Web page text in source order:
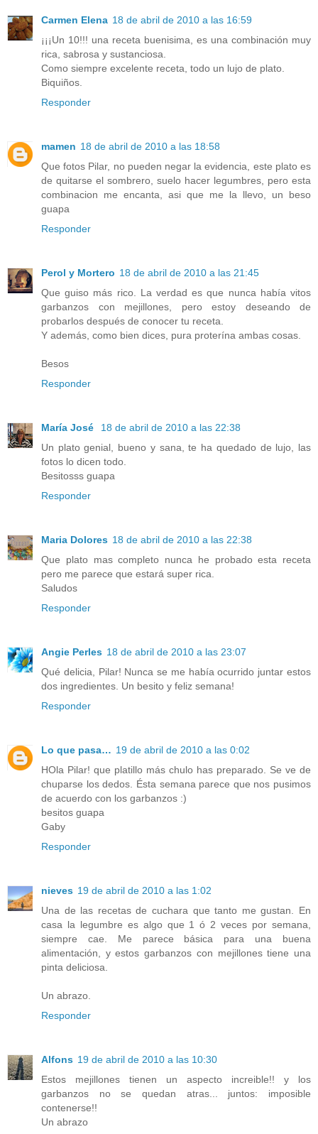
Carmen Elena 18 de abril de 2010 a las 16:59
¡¡¡Un 10!!! una receta buenisima, es una combinación muy
rica, sabrosa y sustanciosa.
Como siempre excelente receta, todo un lujo de plato.
Biquiños.
Responder
mamen 18 de abril de 2010 a las 18:58
Que fotos Pilar, no pueden negar la evidencia, este plato es
de quitarse el sombrero, suelo hacer legumbres, pero esta
combinacion me encanta, asi que me la llevo, un beso
guapa
Responder
Perol y Mortero 18 de abril de 2010 a las 21:45
Que guiso más rico. La verdad es que nunca había vitos
garbanzos con mejillones, pero estoy deseando de
probarlos después de conocer tu receta.
Y además, como bien dices, pura proterína ambas cosas.
Besos
Responder
María José
18 de abril de 2010 a las 22:38
Un plato genial, bueno y sana, te ha quedado de lujo, las
fotos lo dicen todo.
Besitosss guapa
Responder
Maria Dolores 18 de abril de 2010 a las 22:38
Que plato mas completo nunca he probado esta receta
pero me parece que estará super rica.
Saludos
Responder
Angie Perles 18 de abril de 2010 a las 23:07
Qué delicia, Pilar! Nunca se me había ocurrido juntar estos
dos ingredientes. Un besito y feliz semana!
Responder
Lo que pasa… 19 de abril de 2010 a las 0:02
HOla Pilar! que platillo más chulo has preparado. Se ve de
chuparse los dedos. Ésta semana parece que nos pusimos
de acuerdo con los garbanzos :)
besitos guapa
Gaby
Responder
nieves 19 de abril de 2010 a las 1:02
Una de las recetas de cuchara que tanto me gustan. En
casa la legumbre es algo que 1 ó 2 veces por semana,
siempre cae. Me parece básica para una buena
alimentación, y estos garbanzos con mejillones tiene una
pinta deliciosa.
Un abrazo.
Responder
Alfons 19 de abril de 2010 a las 10:30
Estos mejillones tienen un aspecto increible!! y los
garbanzos no se quedan atras... juntos: imposible
contenerse!!
Un abrazo